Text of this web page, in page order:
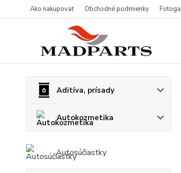
Ako nakupovať Obchodné podmienky
Aditíva, prísady
Autokozmetika
Autosúčiastky